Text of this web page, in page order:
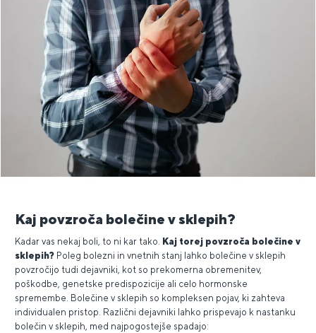
Kaj povzroča bolečine v sklepih?
Kadar vas nekaj boli, to ni kar tako. Kaj torej povzroča bolečine v
sklepih? Poleg bolezni in vnetnih stanj lahko bolečine v sklepih
povzročijo tudi dejavniki, kot so prekomerna obremenitev,
poškodbe, genetske predispozicije ali celo hormonske
spremembe. Bolečine v sklepih so kompleksen pojav, ki zahteva
individualen pristop. Različni dejavniki lahko prispevajo k nastanku
bolečin v sklepih, med najpogostejše spadajo: